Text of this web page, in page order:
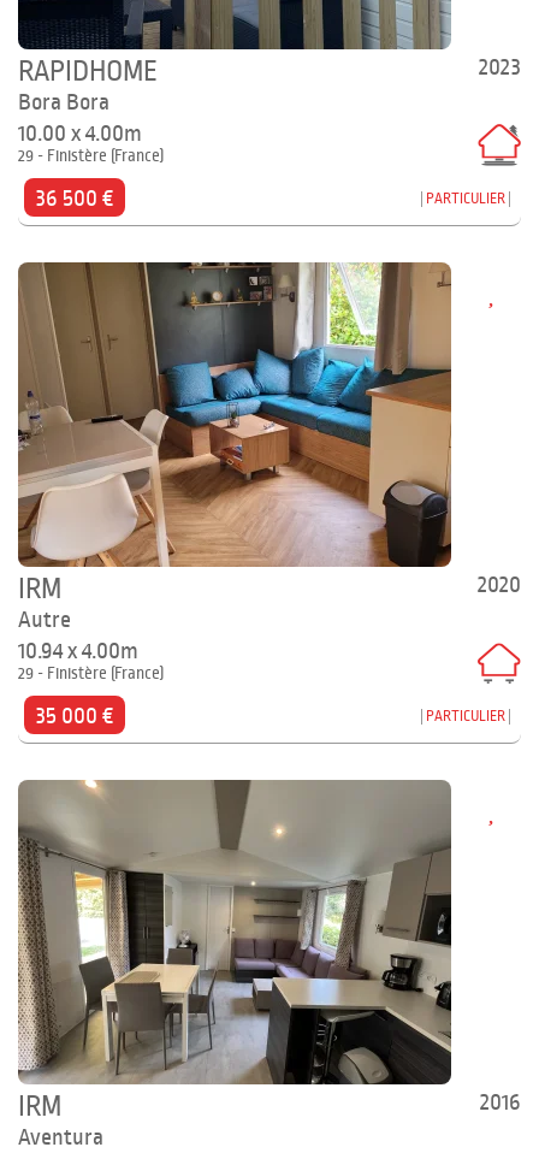
2023
RAPIDHOME
Bora Bora
10.00 x 4.00m
29 - Finistère (France)
36 500 € PARTICULIER
2020
IRM
Autre
10.94 x 4.00m
29 - Finistère (France)
35 000 € PARTICULIER
2016
IRM
Aventura